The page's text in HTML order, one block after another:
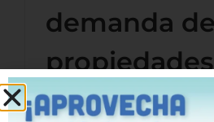
demanda de
Panamá